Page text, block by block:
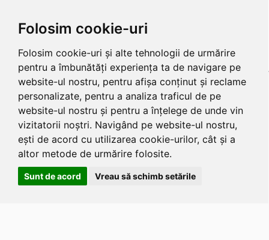
Folosim cookie-uri
Folosim cookie-uri și alte tehnologii de urmărire
pentru a îmbunătăți experiența ta de navigare pe
website-ul nostru, pentru afișa conținut și reclame
personalizate, pentru a analiza traficul de pe
website-ul nostru și pentru a înțelege de unde vin
vizitatorii noștri. Navigând pe website-ul nostru,
ești de acord cu utilizarea cookie-urilor, cât și a
altor metode de urmărire folosite.
Sunt de acord Vreau să schimb setările